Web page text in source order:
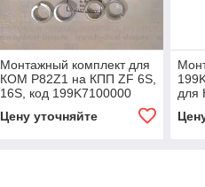
Монтажный комплект для
КОМ P82Z1 на КПП ZF 6S,
16S, код 199K7100000
шпильки, гайки)
Цену уточняйте
для